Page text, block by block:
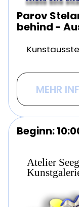
Parov
behind -
MEHR
Beginn:
Atelier